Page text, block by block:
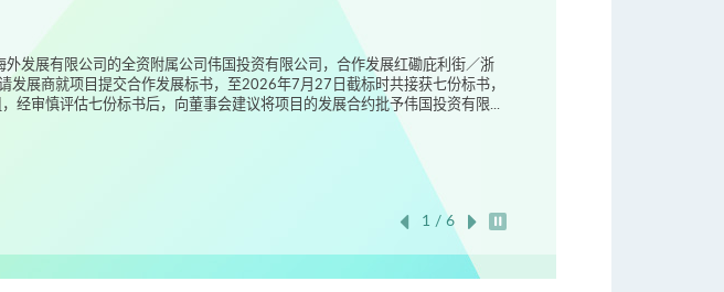
发展有限公司的全资附属公司伟国投资有限公司，合作发展红磡庇利街／浙
展商就项目提交合作发展标书，至2026年7月27日截标时共接获七份标书，
经审慎评估七份标书后，向董事会建议将项目的发展合约批予伟国投资有限...
1 / 6